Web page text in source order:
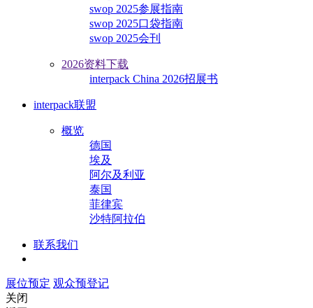
swop 2025参展指南
swop 2025口袋指南
swop 2025会刊
2026资料下载
interpack China 2026招展书
interpack联盟
概览
德国
埃及
阿尔及利亚
泰国
菲律宾
沙特阿拉伯
联系我们
展位预定 观众预登记
关闭